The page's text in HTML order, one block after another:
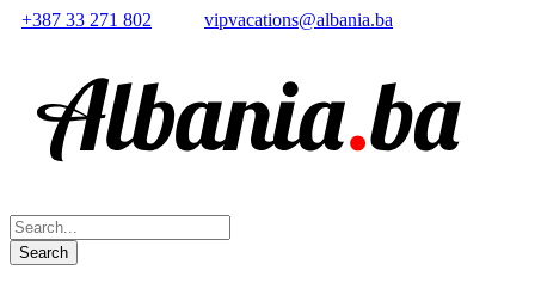
+387 33 271 802 vipvacations@albania.ba